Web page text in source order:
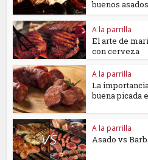
buenos asados
A la parrilla
El arte de
con cerveza
A la parrilla
La
buena picada
A la parrilla
Asado vs